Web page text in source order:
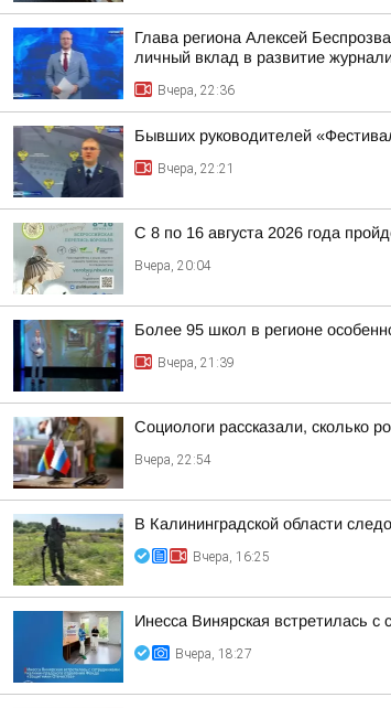
Глава региона Алексей
личный вклад в развитие
Вчера, 22:36
Бывших руководителей
Вчера, 22:21
С 8 по 16 августа 2026 года
Вчера, 20:04
Более 95 школ в регионе
Вчера, 21:39
Социологи рассказали, сколько
Вчера, 22:54
В Калининградской области
Вчера, 16:25
Инесса Винярская встретилась
Вчера, 18:27